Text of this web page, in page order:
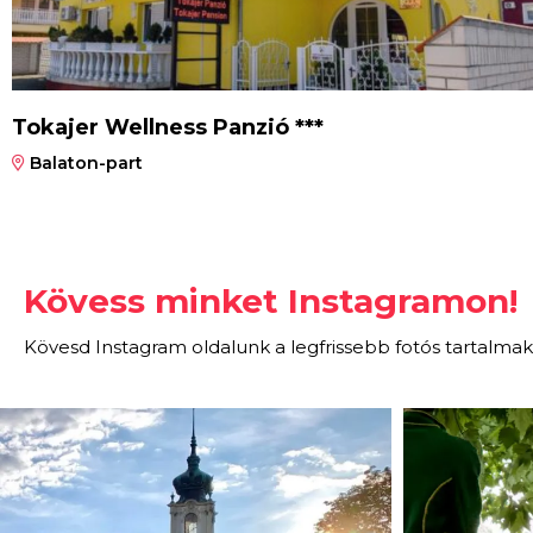
Tokajer Wellness Panzió ***
Balaton-part
Kövess minket Instagramon!
Kövesd Instagram oldalunk a legfrissebb fotós